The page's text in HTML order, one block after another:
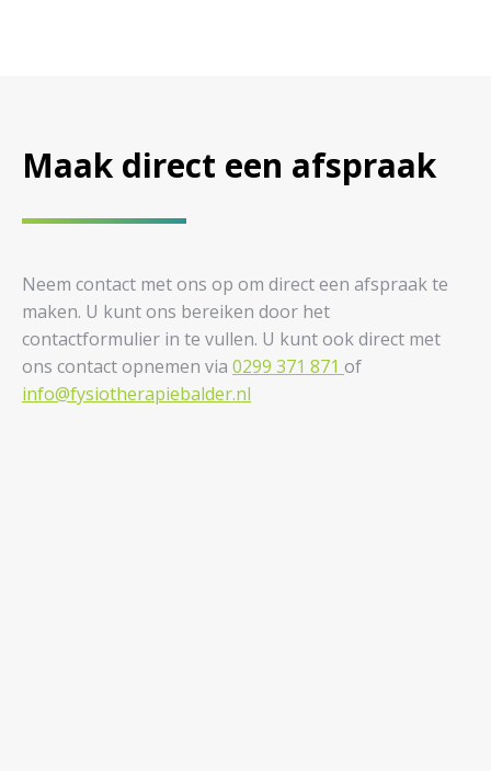
Maak direct een afspraak
Neem contact met ons op om direct een afspraak te
maken. U kunt ons bereiken door het
contactformulier in te vullen. U kunt ook direct met
ons contact opnemen via 0299 371 871 of
info@fysiotherapiebalder.nl